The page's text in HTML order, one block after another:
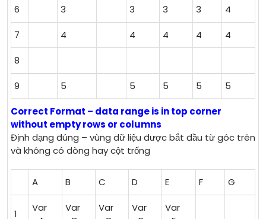
6 3 3 3 3 4
7 4 4 4 4 4
8
9 5 5 5 5 5
Correct Format – data range is in top corner
without empty rows or columns
Định dạng đúng – vùng dữ liệu được bắt đầu từ góc trên
và không có dòng hay cột trống
A B C D E F G
1
Var
Var
Var
Var
Var